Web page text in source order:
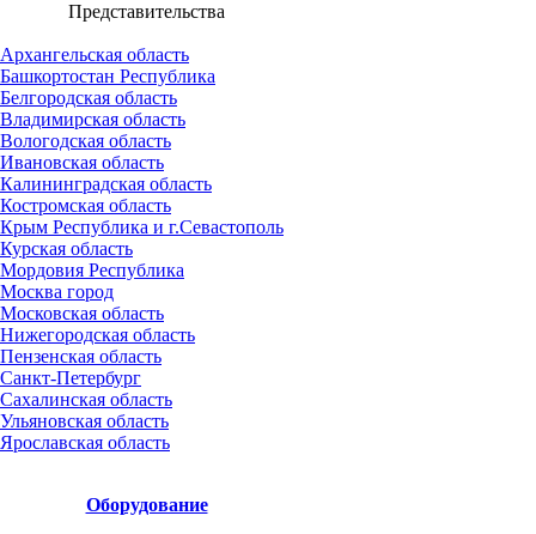
Представительства
Архангельская область
Башкортостан Республика
Белгородская область
Владимирская область
Вологодская область
Ивановская область
Калининградская область
Костромская область
Крым Республика и г.Севастополь
Курская область
Мордовия Республика
Москва город
Московская область
Нижегородская область
Пензенская область
Санкт-Петербург
Сахалинская область
Ульяновская область
Ярославская область
Оборудование